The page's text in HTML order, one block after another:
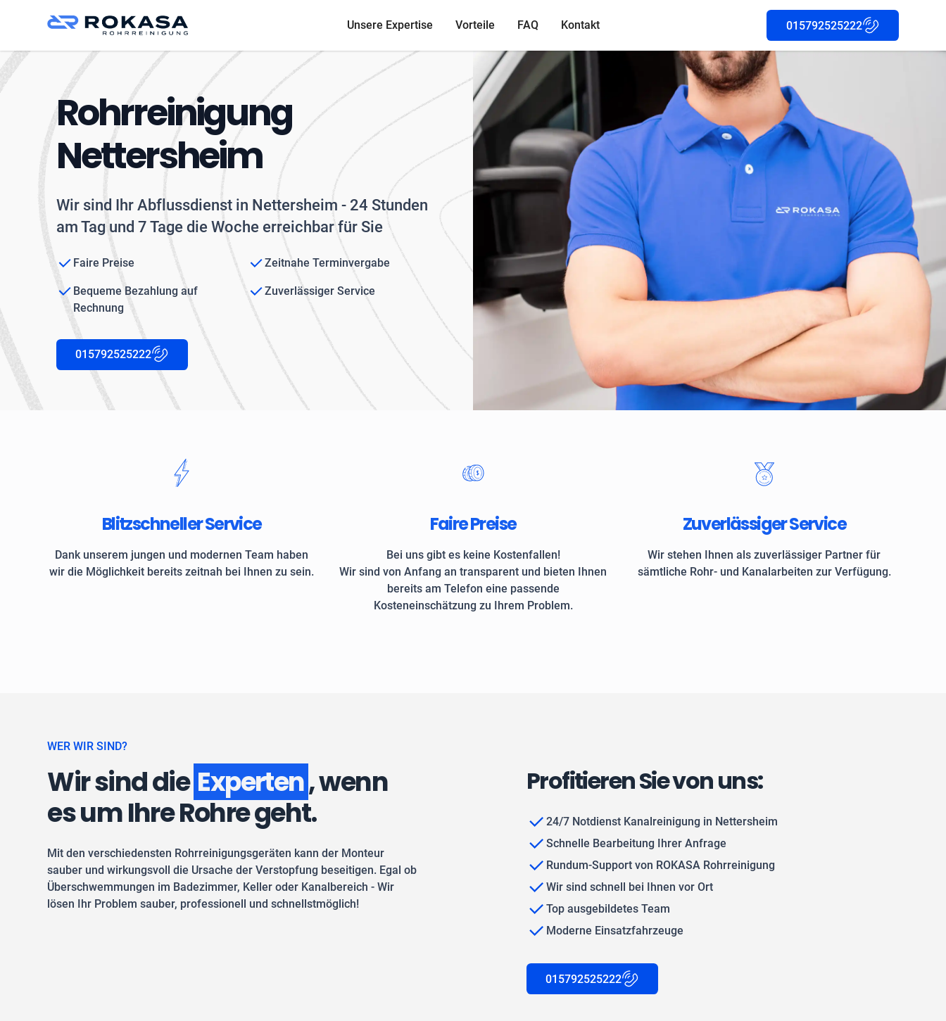
Unsere Expertise Vorteile FAQ Kontakt 015792525222
Rohrreinigung
Nettersheim
Wir sind Ihr Abflussdienst in Nettersheim - 24 Stunden
am Tag und 7 Tage die Woche erreichbar für Sie
Faire Preise Zeitnahe Terminvergabe
Bequeme Bezahlung auf
Rechnung
Zuverlässiger Service
015792525222
Blitzschneller Service
Dank unserem jungen und modernen Team haben
wir die Möglichkeit bereits zeitnah bei Ihnen zu sein.
Faire Preise
Bei uns gibt es keine Kostenfallen!
Wir sind von Anfang an transparent und bieten Ihnen
bereits am Telefon eine passende
Kosteneinschätzung zu Ihrem Problem.
Zuverlässiger Service
Wir stehen Ihnen als zuverlässiger Partner für
sämtliche Rohr- und Kanalarbeiten zur Verfügung.
WER WIR SIND?
Wir sind die Experten, wenn
es um Ihre Rohre geht.
Mit den verschiedensten Rohrreinigungsgeräten kann der Monteur
sauber und wirkungsvoll die Ursache der Verstopfung beseitigen. Egal ob
Überschwemmungen im Badezimmer, Keller oder Kanalbereich - Wir
lösen Ihr Problem sauber, professionell und schnellstmöglich!
Profitieren Sie von uns:
24/7 Notdienst Kanalreinigung in Nettersheim
Schnelle Bearbeitung Ihrer Anfrage
Rundum-Support von ROKASA Rohrreinigung
Wir sind schnell bei Ihnen vor Ort
Top ausgebildetes Team
Moderne Einsatzfahrzeuge
015792525222